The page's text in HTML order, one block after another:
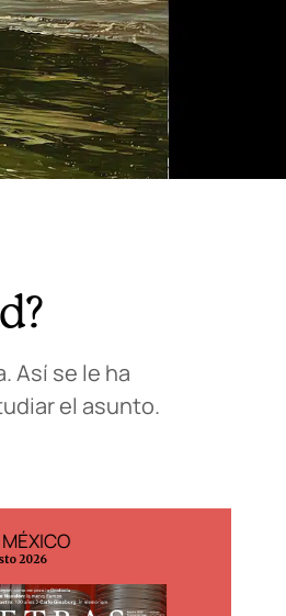
Así se le ha
el asunto.
2026